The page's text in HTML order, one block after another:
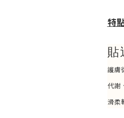
特
貼
護膚
代謝
滑柔